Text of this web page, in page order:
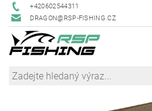
+420602544311
DRAGON@RSP-FISHING.CZ